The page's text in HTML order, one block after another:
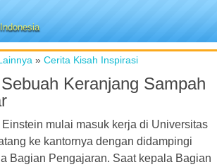
» Cerita Kisah Inspirasi
Keranjang Sampah
Einstein mulai masuk kerja di Universitas
ke kantornya dengan didampingi
Bagian Pengajaran. Saat kepala Bagian